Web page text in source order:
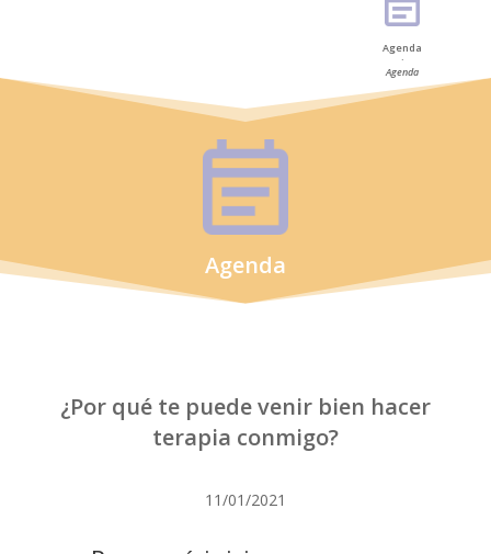
Agenda
·
Agenda
Agenda
¿Por qué te puede venir bien hacer
terapia conmigo?
11/01/2021